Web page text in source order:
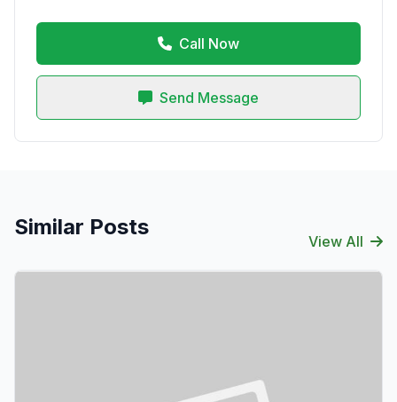
Call Now
Send Message
Similar Posts
View All